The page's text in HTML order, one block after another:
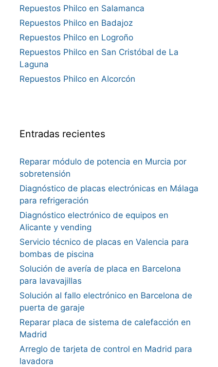
Repuestos Philco en Salamanca
Repuestos Philco en Badajoz
Repuestos Philco en Logroño
Repuestos Philco en San Cristóbal de La
Laguna
Repuestos Philco en Alcorcón
Entradas recientes
Reparar módulo de potencia en Murcia por
sobretensión
Diagnóstico de placas electrónicas en Málaga
para refrigeración
Diagnóstico electrónico de equipos en
Alicante y vending
Servicio técnico de placas en Valencia para
bombas de piscina
Solución de avería de placa en Barcelona
para lavavajillas
Solución al fallo electrónico en Barcelona de
puerta de garaje
Reparar placa de sistema de calefacción en
Madrid
Arreglo de tarjeta de control en Madrid para
lavadora